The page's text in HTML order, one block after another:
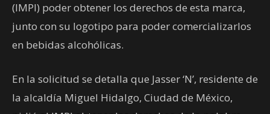
(IMPI) poder obtener los derechos de esta marca,
junto con su logotipo para poder comercializarlos
en bebidas alcohólicas.
En la solicitud se detalla que Jasser ‘N’, residente de
la alcaldía Miguel Hidalgo, Ciudad de México,